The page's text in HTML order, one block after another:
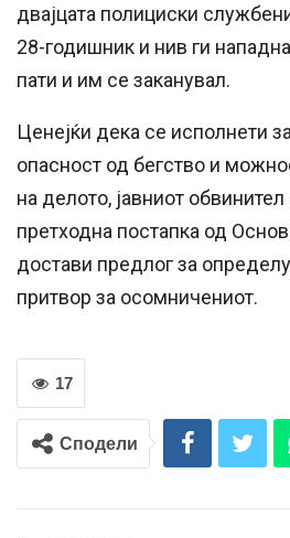
двајцата полициски
28-годишник и нив ги
пати и им се заканувал.
Ценејќи дека се исполнети
опасност од бегство и
на делото, јавниот
претходна постапка од
достави предлог за
притвор за осомничениот.
17
Сподели